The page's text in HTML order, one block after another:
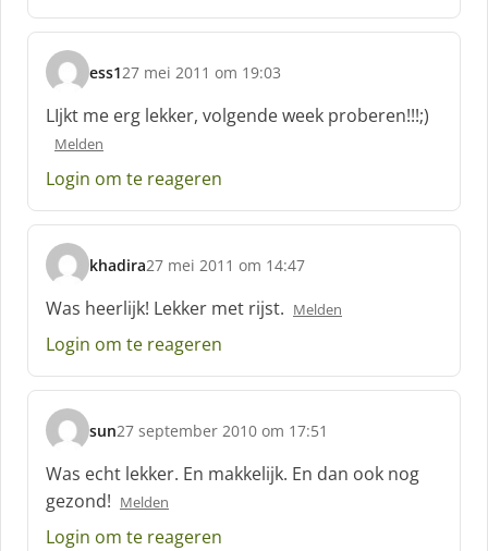
e
f
:
ess1
s
c
h
e
f
27 mei 2011 om 19:03
LIjkt me erg lekker, volgende week proberen!!!;)
Melden
Login om te reageren
khadira
s
c
h
r
e
f
:
27 mei 2011 om 14:47
Was heerlijk! Lekker met rijst. Melden
Login om te reageren
sun
s
c
h
r
e
27 september 2010 om 17:51
Was echt lekker. En makkelijk. En dan ook nog
gezond! Melden
Login om te reageren